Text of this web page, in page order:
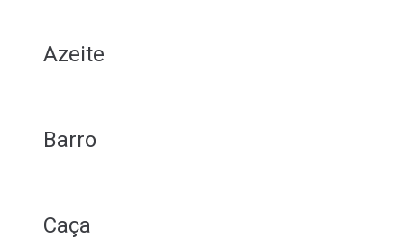
Azeite
Barro
Caça